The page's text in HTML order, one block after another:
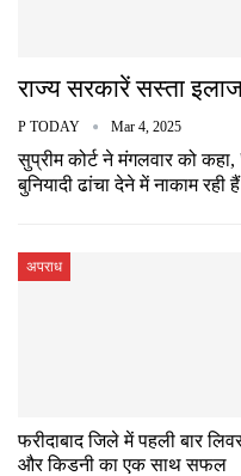
राज्य सरकारें सस्ता
P TODAY Mar 4, 2025
सुप्रीम कोर्ट ने मंगलवार को
बुनियादी ढांचा देने में नाकाम
अपराध
फरीदाबाद जिले में पहली बार
और किडनी का एक साथ सफल